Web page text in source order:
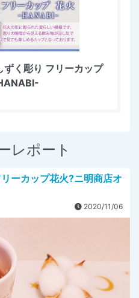
く彫り フリーカップ
レポート
ーカップ花火?ニ明商店オ
2020/11/06